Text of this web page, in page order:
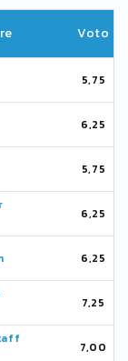
Voto
5,75
6,25
5,75
6,25
6,25
7,25
7,00